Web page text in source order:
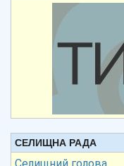
СЕЛИЩНА РАДА